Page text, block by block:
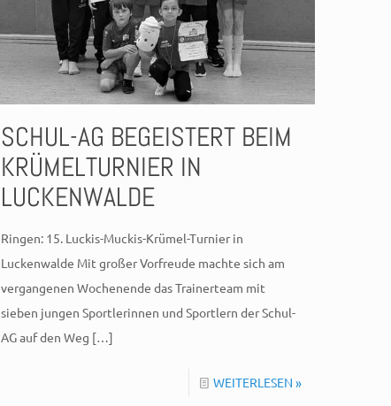
SCHUL-AG BEGEISTERT BEIM
KRÜMELTURNIER IN
LUCKENWALDE
Ringen: 15. Luckis-Muckis-Krümel-Turnier in
Luckenwalde Mit großer Vorfreude machte sich am
vergangenen Wochenende das Trainerteam mit
sieben jungen Sportlerinnen und Sportlern der Schul-
AG auf den Weg […]
WEITERLESEN »